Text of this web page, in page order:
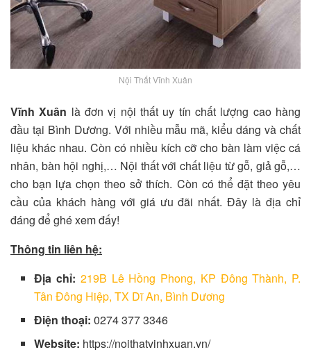
Nội Thất Vĩnh Xuân
Vĩnh Xuân là đơn vị nội thất uy tín chất lượng cao hàng
đầu tại Bình Dương. Với nhiều mẫu mã, kiểu dáng và chất
liệu khác nhau. Còn có nhiều kích cỡ cho bàn làm việc cá
nhân, bàn hội nghị,… Nội thất với chất liệu từ gỗ, giả gỗ,…
cho bạn lựa chọn theo sở thích. Còn có thể đặt theo yêu
cầu của khách hàng với giá ưu đãi nhất. Đây là địa chỉ
đáng để ghé xem đấy!
Thông tin liên hệ:
Địa chỉ: 219B Lê Hồng Phong, KP Đông Thành, P.
Tân Đông Hiệp, TX Dĩ An, Bình Dương
Điện thoại: 0274 377 3346
Website: https://noithatvinhxuan.vn/